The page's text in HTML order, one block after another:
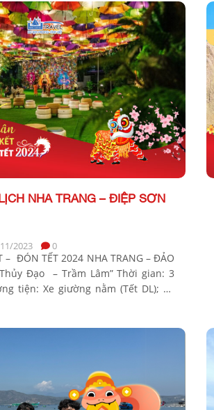
NHA TRANG – ĐIỆP SƠN
2023 0
– ĐÓN TẾT 2024 NHA TRANG – ĐẢO
Đạo – Trầm Lâm” Thời gian: 3
tiện: Xe giường nằm (Tết DL); Xe